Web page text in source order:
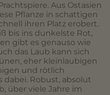
Aus Ostasien
Pflanze in schattigen
ihren Platz erobert.
bis ins dunkelste Rot,
gibt es genauso wie
das Laub kann sich
eher kleinlaubigen
und rötlich
Robust, absolut
über viele Jahre im